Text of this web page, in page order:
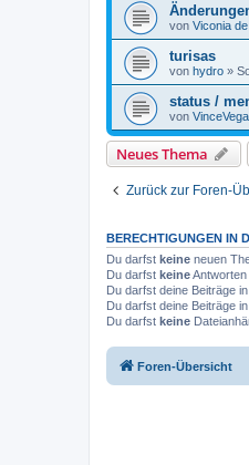
von Viconia
turisas
von hydro »
status /
von VinceVega
Neues Thema
Zurück zur Foren-
BERECHTIGUNGEN IN
Du darfst keine neuen
Du darfst keine
Du darfst deine Beiträge
Du darfst deine Beiträge
Du darfst keine
Foren-Übersicht